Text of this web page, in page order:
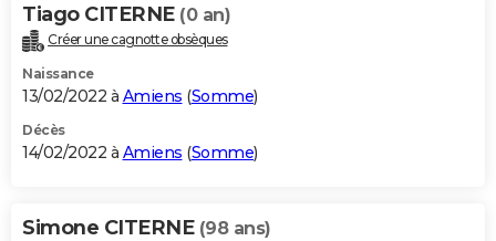
Tiago CITERNE (0 an)
Créer une cagnotte obsèques
Naissance
13/02/2022 à Amiens (Somme)
Décès
14/02/2022 à Amiens (Somme)
Simone CITERNE (98 ans)